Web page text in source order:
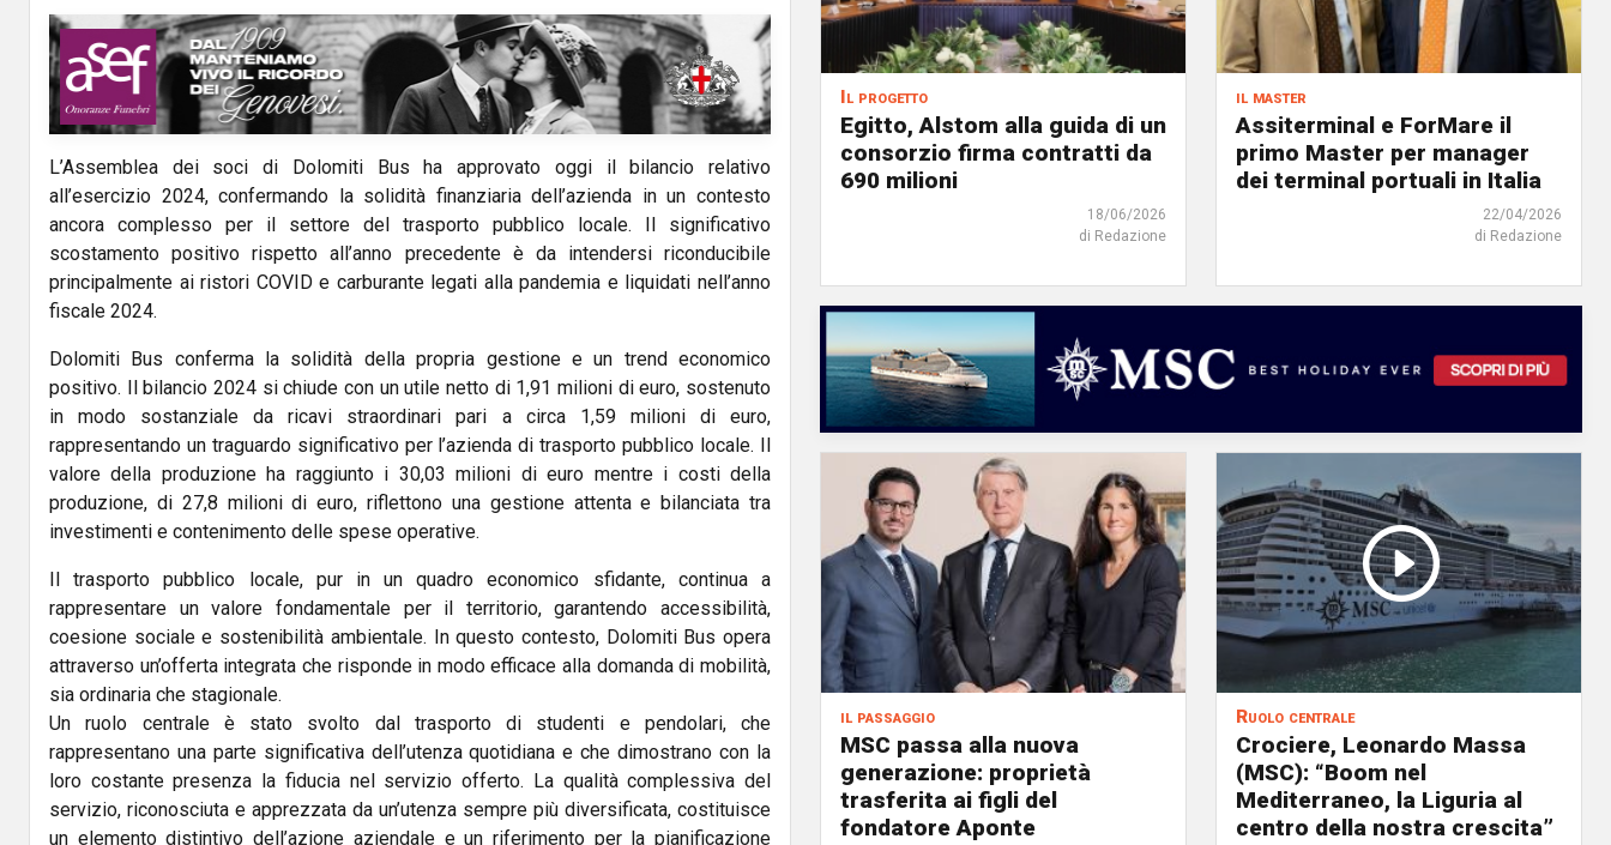
L’Assemblea dei soci di Dolomiti Bus ha approvato oggi il bilancio relativo
all’esercizio 2024, confermando la solidità finanziaria dell’azienda in un contesto
ancora complesso per il settore del trasporto pubblico locale. Il significativo
scostamento positivo rispetto all’anno precedente è da intendersi riconducibile
principalmente ai ristori COVID e carburante legati alla pandemia e liquidati nell’anno
fiscale 2024.
Dolomiti Bus conferma la solidità della propria gestione e un trend economico
positivo. Il bilancio 2024 si chiude con un utile netto di 1,91 milioni di euro, sostenuto
in modo sostanziale da ricavi straordinari pari a circa 1,59 milioni di euro,
rappresentando un traguardo significativo per l’azienda di trasporto pubblico locale. Il
valore della produzione ha raggiunto i 30,03 milioni di euro mentre i costi della
produzione, di 27,8 milioni di euro, riflettono una gestione attenta e bilanciata tra
investimenti e contenimento delle spese operative.
Il trasporto pubblico locale, pur in un quadro economico sfidante, continua a
rappresentare un valore fondamentale per il territorio, garantendo accessibilità,
coesione sociale e sostenibilità ambientale. In questo contesto, Dolomiti Bus opera
attraverso un’offerta integrata che risponde in modo efficace alla domanda di mobilità,
sia ordinaria che stagionale.
Un ruolo centrale è stato svolto dal trasporto di studenti e pendolari, che
rappresentano una parte significativa dell’utenza quotidiana e che dimostrano con la
loro costante presenza la fiducia nel servizio offerto. La qualità complessiva del
servizio, riconosciuta e apprezzata da un’utenza sempre più diversificata, costituisce
un elemento distintivo dell’azione aziendale e un riferimento per la pianificazione
Il progetto
Egitto, Alstom alla guida di un
consorzio firma contratti da
690 milioni
18/06/2026
di Redazione
il master
Assiterminal e ForMare il
primo Master per manager
dei terminal portuali in Italia
22/04/2026
di Redazione
il passaggio
MSC passa alla nuova
generazione: proprietà
trasferita ai figli del
fondatore Aponte
Ruolo centrale
Crociere, Leonardo Massa
(MSC): “Boom nel
Mediterraneo, la Liguria al
centro della nostra crescita”